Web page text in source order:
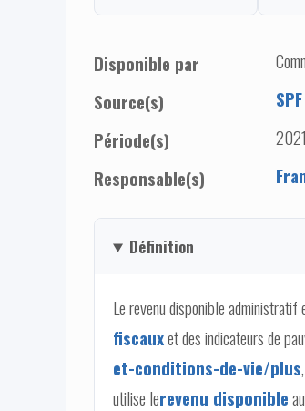
Disponible par
Source(s)
Période(s)
Responsable(s)
Définition
Le revenu disponible
fiscauxet des indicateurs de
et-conditions-de-vie/plus
utilise lerevenu disponible